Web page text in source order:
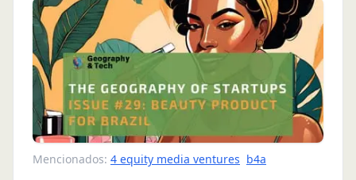
Mencionados: 4 equity media ventures b4a